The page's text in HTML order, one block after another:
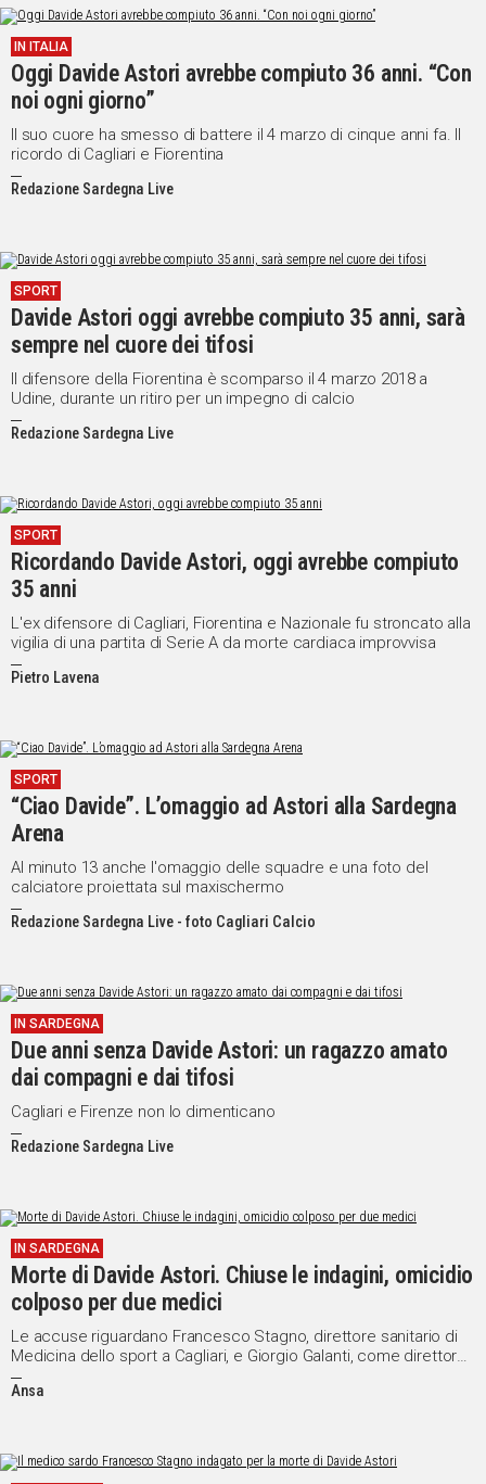
Social
IN ITALIA
Oggi Davide Astori avrebbe compiuto 36 anni. “Con
noi ogni giorno”
Il suo cuore ha smesso di battere il 4 marzo di cinque anni fa. Il
ricordo di Cagliari e Fiorentina
Redazione Sardegna Live
SPORT
Davide Astori oggi avrebbe compiuto 35 anni, sarà
sempre nel cuore dei tifosi
Il difensore della Fiorentina è scomparso il 4 marzo 2018 a
Udine, durante un ritiro per un impegno di calcio
Redazione Sardegna Live
SPORT
Ricordando Davide Astori, oggi avrebbe compiuto
35 anni
L'ex difensore di Cagliari, Fiorentina e Nazionale fu stroncato alla
vigilia di una partita di Serie A da morte cardiaca improvvisa
Pietro Lavena
SPORT
“Ciao Davide”. L’omaggio ad Astori alla Sardegna
Arena
Al minuto 13 anche l'omaggio delle squadre e una foto del
calciatore proiettata sul maxischermo
Redazione Sardegna Live - foto Cagliari Calcio
IN SARDEGNA
Due anni senza Davide Astori: un ragazzo amato
dai compagni e dai tifosi
Cagliari e Firenze non lo dimenticano
Redazione Sardegna Live
IN SARDEGNA
Morte di Davide Astori. Chiuse le indagini, omicidio
colposo per due medici
Le accuse riguardano Francesco Stagno, direttore sanitario di
Medicina dello sport a Cagliari, e Giorgio Galanti, come direttore
sanitario di Medicina dello Sport all'Aouc di Careggi
Ansa